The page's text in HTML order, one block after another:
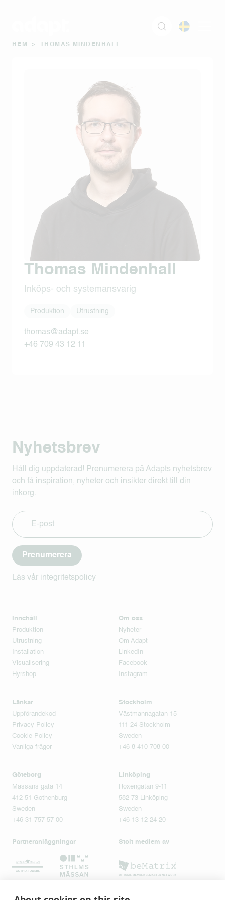
HEM > THOMAS MINDENHALL
Thomas Mindenhall
Inköps- och systemansvarig
Produktion Utrustning
thomas@adapt.se
+46 709 43 12 11
Nyhetsbrev
Håll dig uppdaterad! Prenumerera på Adapts nyhetsbrev
och få inspiration, nyheter och insikter direkt till din
inkorg.
Prenumerera
Läs vår integritetspolicy
Innehåll
Produktion
Utrustning
Installation
Visualisering
Hyrshop
Om oss
Nyheter
Om Adapt
LinkedIn
Facebook
Instagram
Länkar
Uppförandekod
Privacy Policy
Cookie Policy
Vanliga frågor
Stockholm
Västmannagatan 15
111 24 Stockholm
Sweden
+46-8-410 708 00
Göteborg
Mässans gata 14
412 51 Gothenburg
Sweden
+46-31-757 57 00
Linköping
Roxengatan 9-11
582 73 Linköping
Sweden
+46-13-12 24 20
Partneranläggningar Stolt medlem av